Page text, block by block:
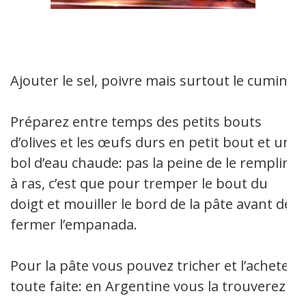
Ajouter le sel, poivre mais surtout le cumin.
Préparez entre temps des petits bouts
d’olives et les œufs durs en petit bout et un
bol d’eau chaude: pas la peine de le remplir
à ras, c’est que pour tremper le bout du
doigt et mouiller le bord de la pâte avant de
fermer l’empanada.
Pour la pâte vous pouvez tricher et l’acheter
toute faite: en Argentine vous la trouverez